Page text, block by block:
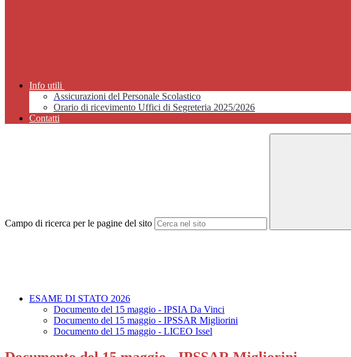
Info utili
Assicurazioni del Personale Scolastico
Orario di ricevimento Uffici di Segreteria 2025/2026
Contatti
Campo di ricerca per le pagine del sito
ESAME DI STATO 2026
Documento del 15 maggio - IPSIA Da Vinci
Documento del 15 maggio - IPSSAR Migliorini
Documento del 15 maggio - LICEO Issel